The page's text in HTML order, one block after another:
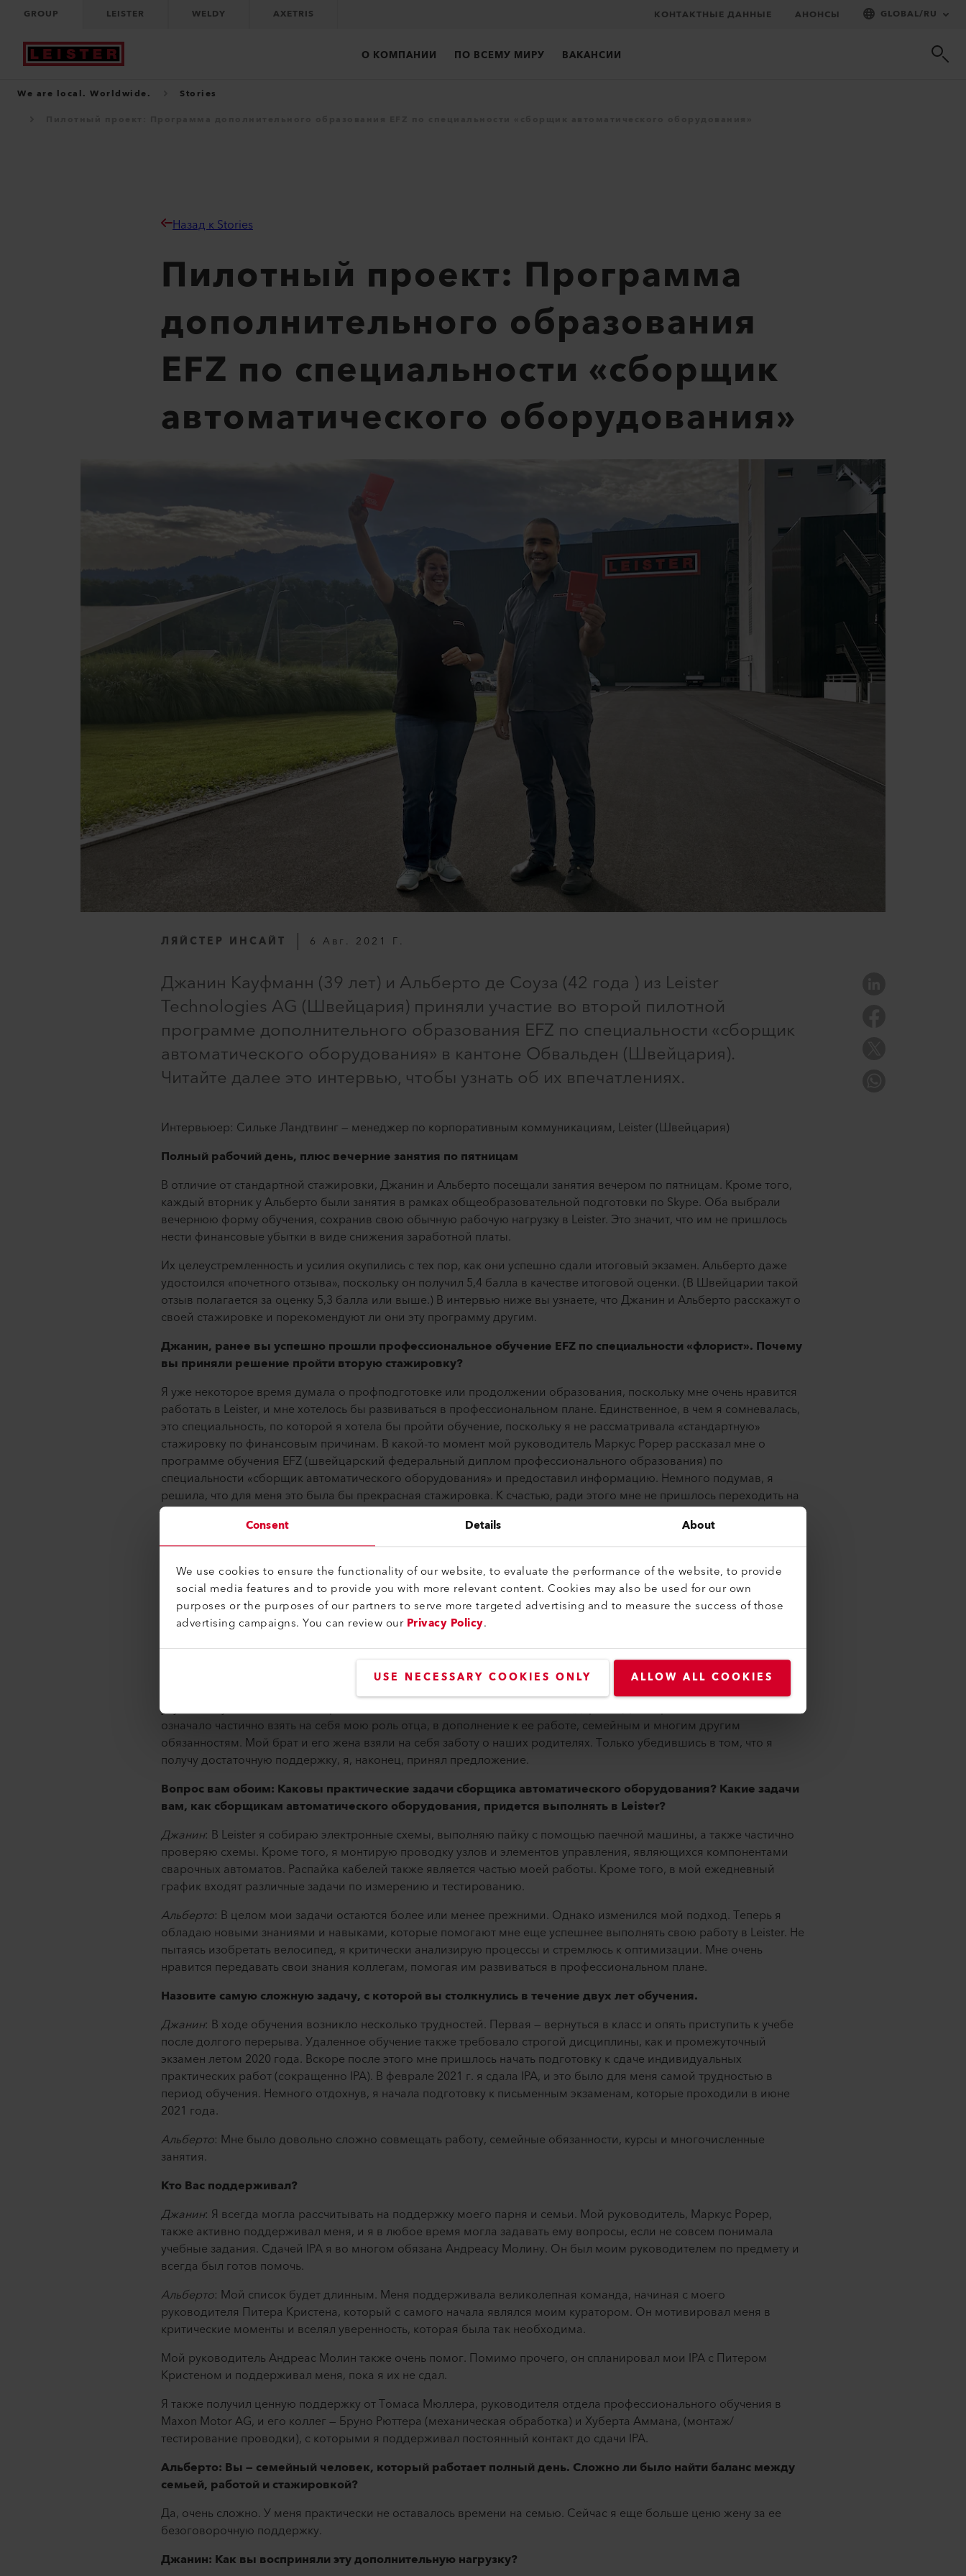
Consent Details About
We use cookies to ensure the functionality of our website, to evaluate the performance of the website, to provide
social media features and to provide you with more relevant content. Cookies may also be used for our own
purposes or the purposes of our partners to serve more targeted advertising and to measure the success of those
advertising campaigns. You can review ourPrivacy Policy.
USE NECESSARY COOKIES ONLY ALLOW ALL COOKIES
GROUP LEISTER WELDY AXETRIS КОНТАКТНЫЕ ДАННЫЕ АНОНСЫ GLOBAL/RU
О КОМПАНИИ ПО ВСЕМУ МИРУ ВАКАНСИИ
We are local. Worldwide.
Stories
Назад к Stories
Пилотный проект: Программа
дополнительного образования
EFZ по специальности «сборщик
автоматического оборудования»
ЛЯЙСТЕР ИНСАЙТ 6 Авг. 2021 Г.
Джанин Кауфманн (39 лет) и Альберто де Сoуза (42 года ) из Leister
Technologies AG (Швейцария) приняли участие во второй пилотной
программе дополнительного образования EFZ по специальности «сборщик
автоматического оборудования» в кантоне Обвальден (Швейцария).
Читайте далее это интервью, чтобы узнать об их впечатлениях.
Интервьюер: Сильке Ландтвинг — менеджер по корпоративным коммуникациям, Leister (Швейцария)
Полный рабочий день, плюс вечерние занятия по пятницам
В отличие от стандартной стажировки, Джанин и Альберто посещали занятия вечером по пятницам. Кроме того,
каждый вторник у Альберто были занятия в рамках общеобразовательной подготовки по Skype. Оба выбрали
вечернюю форму обучения, сохранив свою обычную рабочую нагрузку в Leister. Это значит, что им не пришлось
нести финансовые убытки в виде снижения заработной платы.
Их целеустремленность и усилия окупились с тех пор, как они успешно сдали итоговый экзамен. Альберто даже
удостоился «почетного отзыва», поскольку он получил 5,4 балла в качестве итоговой оценки. (В Швейцарии такой
отзыв полагается за оценку 5,3 балла или выше.) В интервью ниже вы узнаете, что Джанин и Альберто расскажут о
своей стажировке и порекомендуют ли они эту программу другим.
Джанин, ранее вы успешно прошли профессиональное обучение EFZ по специальности «флорист». Почему
вы приняли решение пройти вторую стажировку?
Я уже некоторое время думала о профподготовке или продолжении образования, поскольку мне очень нравится
работать в Leister, и мне хотелось бы развиваться в профессиональном плане. Единственное, в чем я сомневалась,
это специальность, по которой я хотела бы пройти обучение, поскольку я не рассматривала «стандартную»
стажировку по финансовым причинам. В какой-то момент мой руководитель Маркус Рорер рассказал мне о
программе обучения EFZ (швейцарский федеральный диплом профессионального образования) по
специальности «сборщик автоматического оборудования» и предоставил информацию. Немного подумав, я
решила, что для меня это была бы прекрасная стажировка. К счастью, ради этого мне не пришлось переходить на
неполный рабочий день, и я живу неподалеку от Обвальденского центра профподготовки и повышения
квалификации (BWZ), что полностью меня устраивало. Кроме того, я нашла двухлетний курс обучения, идеально
соответствующий моим потребностям.
Альберто, это первая программа EFZ, которую вы успешно закончили. Было ли вам легко решиться на
дополнительное обучение?
Нет, это было непросто. У меня состоялся предварительный разговор с моим руководителем — Питером
мотивировал меня пройти этот курс и поделился ценными советами. После этого разговора я взял время на
размышление. Моя жена работает, и у нас два ребенка школьного возраста. Так что я уже думал о том, не будет
ли это слишком сложно для меня. Затем мы обсудили этот вопрос в семье. Все быстро осознали, что я не должен
упускать эту возможность ни при каких обстоятельствах, а семья меня поддержит. Для Карлы, моей жены, это
означало частично взять на себя мою роль отца, в дополнение к ее работе, семейным и многим другим
обязанностям. Мой брат и его жена взяли на себя заботу о наших родителях. Только убедившись в том, что я
получу достаточную поддержку, я, наконец, принял предложение.
Вопрос вам обоим: Каковы практические задачи сборщика автоматического оборудования? Какие задачи
вам, как сборщикам автоматического оборудования, придется выполнять в Leister?
Джанин: В Leister я собираю электронные схемы, выполняю пайку с помощью паечной машины, а также частично
проверяю схемы. Кроме того, я монтирую проводку узлов и элементов управления, являющихся компонентами
сварочных автоматов. Распайка кабелей также является частью моей работы. Кроме того, в мой ежедневный
график входят различные задачи по измерению и тестированию.
Альберто: В целом мои задачи остаются более или менее прежними. Однако изменился мой подход. Теперь я
обладаю новыми знаниями и навыками, которые помогают мне еще успешнее выполнять свою работу в Leister. Не
пытаясь изобретать велосипед, я критически анализирую процессы и стремлюсь к оптимизации. Мне очень
нравится передавать свои знания коллегам, помогая им развиваться в профессиональном плане.
Назовите самую сложную задачу, с которой вы столкнулись в течение двух лет обучения.
Джанин: В ходе обучения возникло несколько трудностей. Первая — вернуться в класс и опять приступить к учебе
после долгого перерыва. Удаленное обучение также требовало строгой дисциплины, как и промежуточный
экзамен летом 2020 года. Вскоре после этого мне пришлось начать подготовку к сдаче индивидуальных
практических работ (сокращенно IPA). В феврале 2021 г. я сдала IPA, и это было для меня самой трудностью в
период обучения. Немного отдохнув, я начала подготовку к письменным экзаменам, которые проходили в июне
2021 года.
Альберто: Мне было довольно сложно совмещать работу, семейные обязанности, курсы и многочисленные
занятия.
Кто Вас поддерживал?
Джанин: Я всегда могла рассчитывать на поддержку моего парня и семьи. Мой руководитель, Маркус Рорер,
также активно поддерживал меня, и я в любое время могла задавать ему вопросы, если не совсем понимала
учебные задания. Сдачей IPA я во многом обязана Андреасу Молину. Он был моим руководителем по предмету и
всегда был готов помочь.
Альберто: Мой список будет длинным. Меня поддерживала великолепная команда, начиная с моего
руководителя Питера Кристена, который с самого начала являлся моим куратором. Он мотивировал меня в
критические моменты и вселял уверенность, которая была так необходима.
Мой руководитель Андреас Молин также очень помог. Помимо прочего, он спланировал мои IPA с Питером
Кристеном и поддерживал меня, пока я их не сдал.
Я также получил ценную поддержку от Томаса Мюллера, руководителя отдела профессионального обучения в
Maxon Motor AG, и его коллег — Бруно Рюттера (механическая обработка) и Хуберта Аммана, (монтаж/
тестирование проводки), с которыми я поддерживал постоянный контакт до сдачи IPA.
Альберто: Вы — семейный человек, который работает полный день. Сложно ли было найти баланс между
семьей, работой и стажировкой?
Да, очень сложно. У меня практически не оставалось времени на семью. Сейчас я еще больше ценю жену за ее
безоговорочную поддержку.
Джанин: Как вы восприняли эту дополнительную нагрузку?